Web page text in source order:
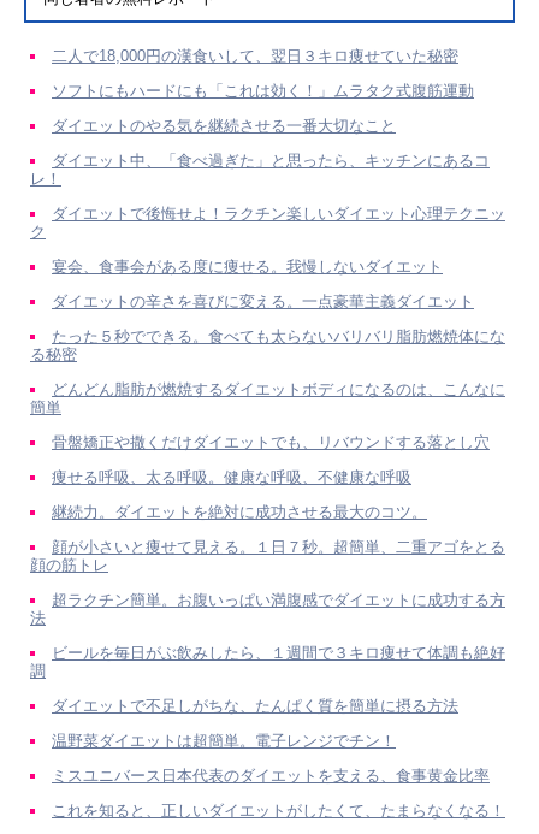
二人で18,000円の漢食いして、翌日３キロ痩せていた秘密
ソフトにもハードにも「これは効く！」ムラタク式腹筋運動
ダイエットのやる気を継続させる一番大切なこと
ダイエット中、「食べ過ぎた」と思ったら、キッチンにあるコ
レ！
ダイエットで後悔せよ！ラクチン楽しいダイエット心理テクニッ
ク
宴会、食事会がある度に痩せる。我慢しないダイエット
ダイエットの辛さを喜びに変える。一点豪華主義ダイエット
たった５秒でできる。食べても太らないバリバリ脂肪燃焼体にな
る秘密
どんどん脂肪が燃焼するダイエットボディになるのは、こんなに
簡単
骨盤矯正や撒くだけダイエットでも、リバウンドする落とし穴
痩せる呼吸、太る呼吸。健康な呼吸、不健康な呼吸
継続力。ダイエットを絶対に成功させる最大のコツ。
顔が小さいと痩せて見える。１日７秒。超簡単、二重アゴをとる
顔の筋トレ
超ラクチン簡単。お腹いっぱい満腹感でダイエットに成功する方
法
ビールを毎日がぶ飲みしたら、１週間で３キロ痩せて体調も絶好
調
ダイエットで不足しがちな、たんぱく質を簡単に摂る方法
温野菜ダイエットは超簡単。電子レンジでチン！
ミスユニバース日本代表のダイエットを支える、食事黄金比率
これを知ると、正しいダイエットがしたくて、たまらなくなる！